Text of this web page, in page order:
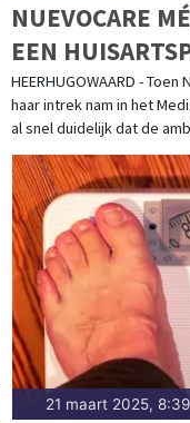
NUEVOCARE
EEN
HEERHUGOWAARD -
haar intrek nam in het
al snel duidelijk dat de
21 maart 2025,